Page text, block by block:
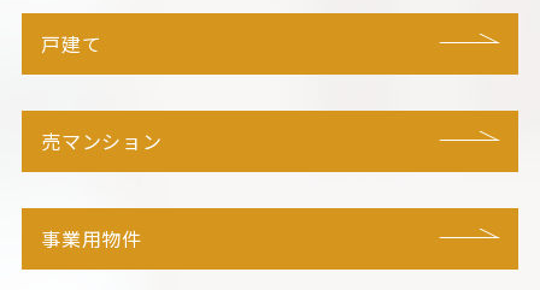
戸建て
売マンション
事業用物件